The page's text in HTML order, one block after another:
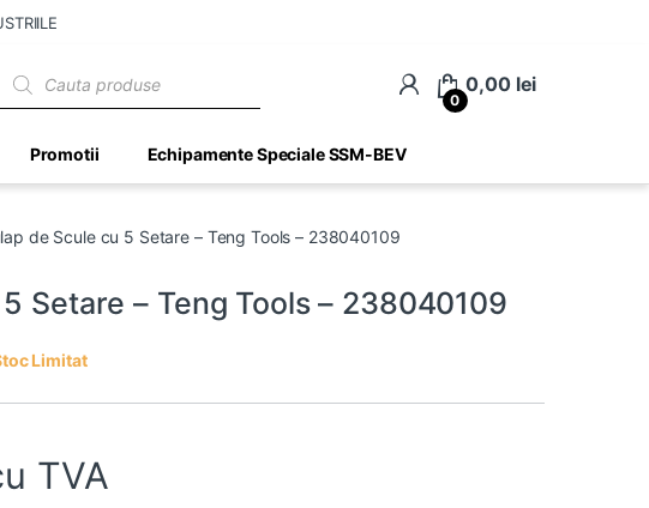
0
0,00 lei
Promotii Echipamente Speciale SSM-BEV
de Scule cu 5 Setare – Teng Tools – 238040109
Setare – Teng Tools – 238040109
Limitat
TVA